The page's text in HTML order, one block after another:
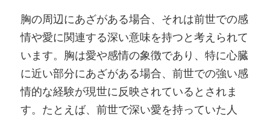
胸の周辺にあざがある場合、それは前世での感
情や愛に関連する深い意味を持つと考えられて
います。胸は愛や感情の象徴であり、特に心臓
に近い部分にあざがある場合、前世での強い感
情的な経験が現世に反映されているとされま
す。たとえば、前世で深い愛を持っていた人